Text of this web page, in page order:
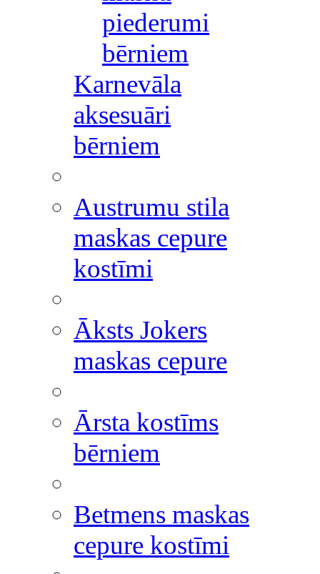
piederumi
bērniem
Karnevāla
aksesuāri
bērniem
Austrumu stila
maskas cepure
kostīmi
Āksts Jokers
maskas cepure
Ārsta kostīms
bērniem
Betmens maskas
cepure kostīmi